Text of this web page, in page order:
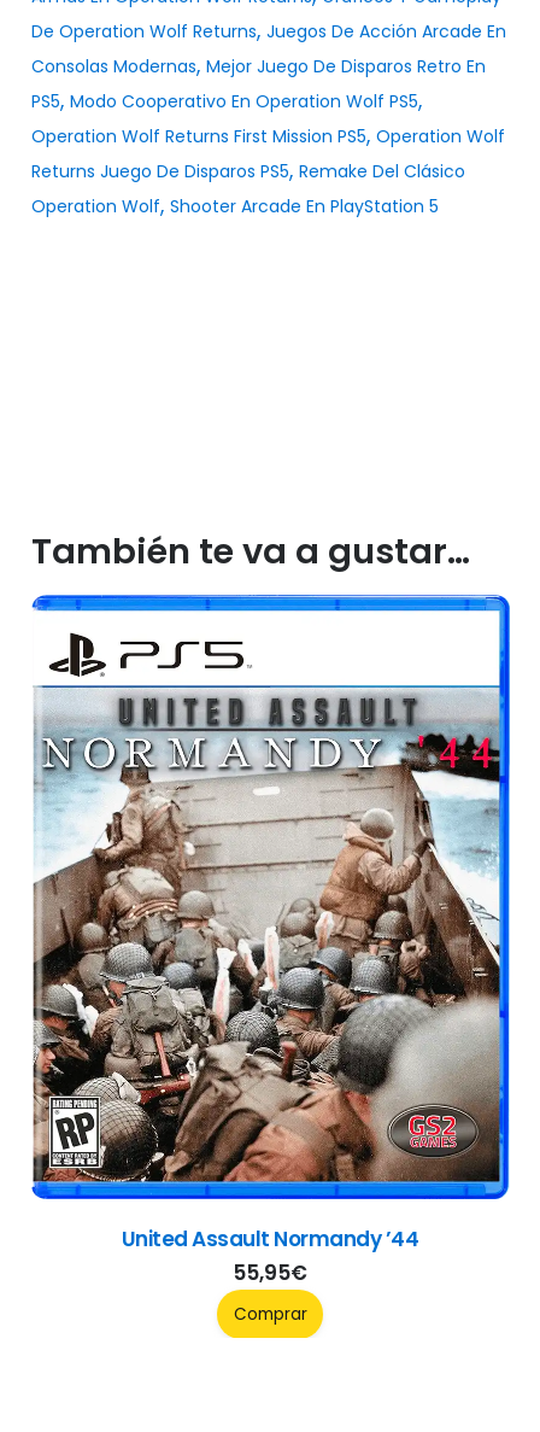
De Operation Wolf Returns, Juegos De Acción Arcade En
Consolas Modernas, Mejor Juego De Disparos Retro En
PS5, Modo Cooperativo En Operation Wolf PS5,
Operation Wolf Returns First Mission PS5, Operation Wolf
Returns Juego De Disparos PS5, Remake Del Clásico
Operation Wolf, Shooter Arcade En PlayStation 5
También te va a gustar…
United Assault Normandy ’44
55,95€
Comprar